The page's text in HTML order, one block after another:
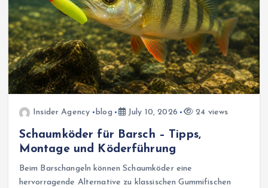
Insider Agency blog July 10, 2026 24 views
Schaumköder für Barsch – Tipps,
Montage und Köderführung
Beim Barschangeln können Schaumköder eine
hervorragende Alternative zu klassischen Gummifischen